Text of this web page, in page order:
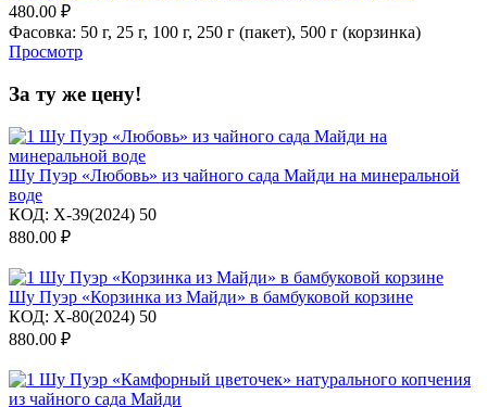
480.00 ₽
Фасовка: 50 г, 25 г, 100 г, 250 г (пакет), 500 г (корзинка)
Просмотр
За ту же цену!
Шу Пуэр «Любовь» из чайного сада Майди на минеральной
воде
КОД: X-39(2024) 50
880.00 ₽
Шу Пуэр «Корзинка из Майди» в бамбуковой корзине
КОД: X-80(2024) 50
880.00 ₽